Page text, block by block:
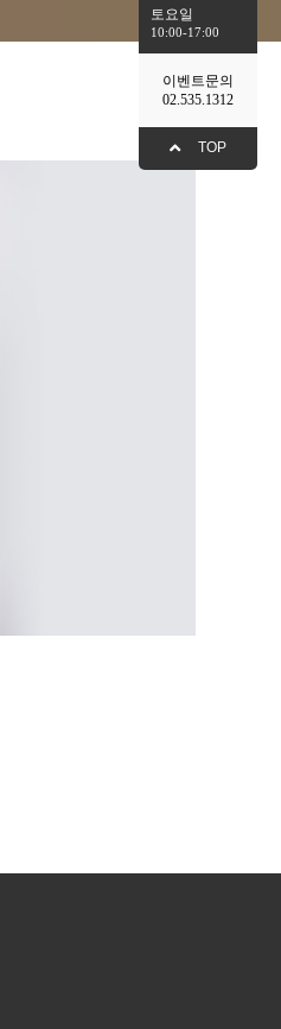
토요일
10:00-17:00
이벤트문의
02.535.1312
TOP